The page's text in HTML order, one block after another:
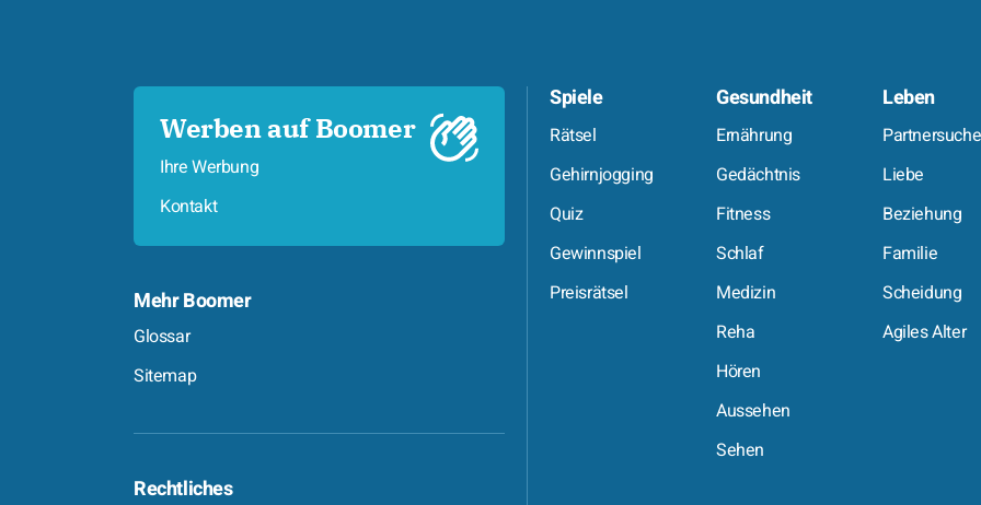
Werben auf Boomer
Ihre Werbung
Kontakt
Mehr Boomer
Glossar
Sitemap
Rechtliches
Spiele
Rätsel
Gehirnjogging
Quiz
Gewinnspiel
Preisrätsel
Gesundheit
Ernährung
Gedächtnis
Fitness
Schlaf
Medizin
Reha
Hören
Aussehen
Sehen
Leben
Partnersuche
Liebe
Beziehung
Familie
Scheidung
Agiles Alter